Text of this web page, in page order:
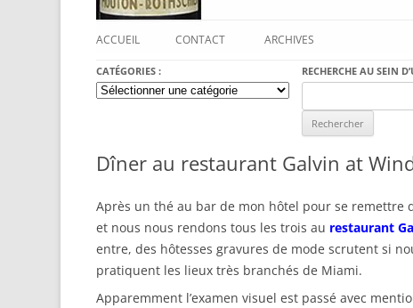
ACCUEIL CONTACT ARCHIVES
CATÉGORIES :
Catégories
:
RECHERCHE AU SEIN
for:
Dîner au restaurant Galvin at
Après un thé au bar de mon hôtel pour se remettre
et nous nous rendons tous les trois au restaurant
entre, des hôtesses gravures de mode scrutent si
pratiquent les lieux très branchés de Miami.
Apparemment l’examen visuel est passé avec